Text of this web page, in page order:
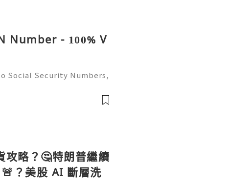
Number - 100% V
Social Security Numbers,
💫💎💲💫🌐✨💎WhatsAp
@us
攻略？🤔特朗普繼續
？美股 AI 斷層洗